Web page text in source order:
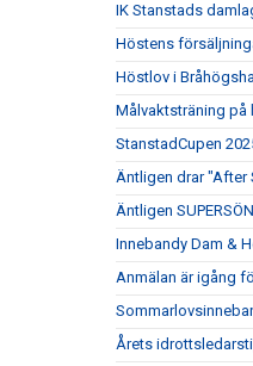
IK Stanstads
Höstens
Höstlov i
Målvaktsträning på
StanstadCupen
Äntligen drar "After
Äntligen
Innebandy Dam &
Anmälan är igång
Årets